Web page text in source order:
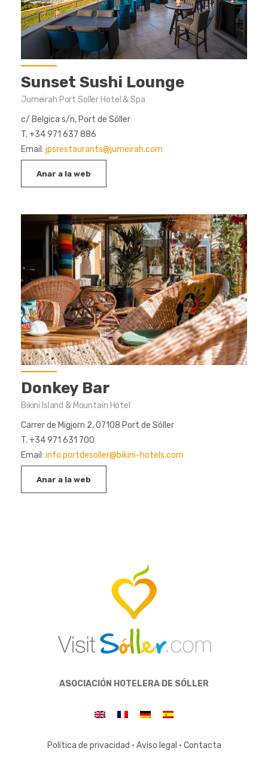
Sunset Sushi Lounge
Jumeirah Port Soller Hotel & Spa
c/ Belgica s/n, Port de Sóller
T. +34 971 637 886
Email: jpsrestaurants@jumeirah.com
Anar a la web
Donkey Bar
Bikini Island & Mountain Hotel
Carrer de Migjorn 2, 07108 Port de Sóller
T. +34 971 631 700
Email: info.portdesoller@bikini-hotels.com
Anar a la web
ASOCIACIÓN HOTELERA DE SÓLLER
Política de privacidad · Aviso legal · Contacta